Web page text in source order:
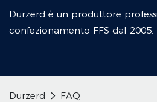
Durzerd è un produttore
confezionamento FFS dal 2005.
Durzerd FAQ